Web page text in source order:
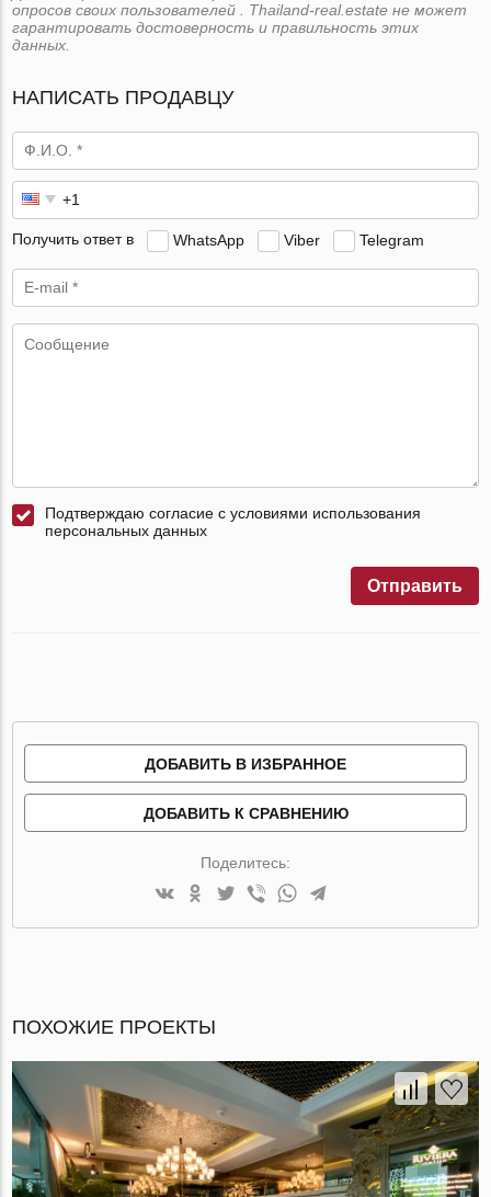
опросов своих пользователей . Thailand-real.estate не может
гарантировать достоверность и правильность этих
данных.
НАПИСАТЬ ПРОДАВЦУ
Получить ответ в WhatsApp Viber Telegram
Подтверждаю согласие с условиями использования
персональных данных
Отправить
ДОБАВИТЬ В ИЗБРАННОЕ
ДОБАВИТЬ К СРАВНЕНИЮ
Поделитесь:
ПОХОЖИЕ ПРОЕКТЫ